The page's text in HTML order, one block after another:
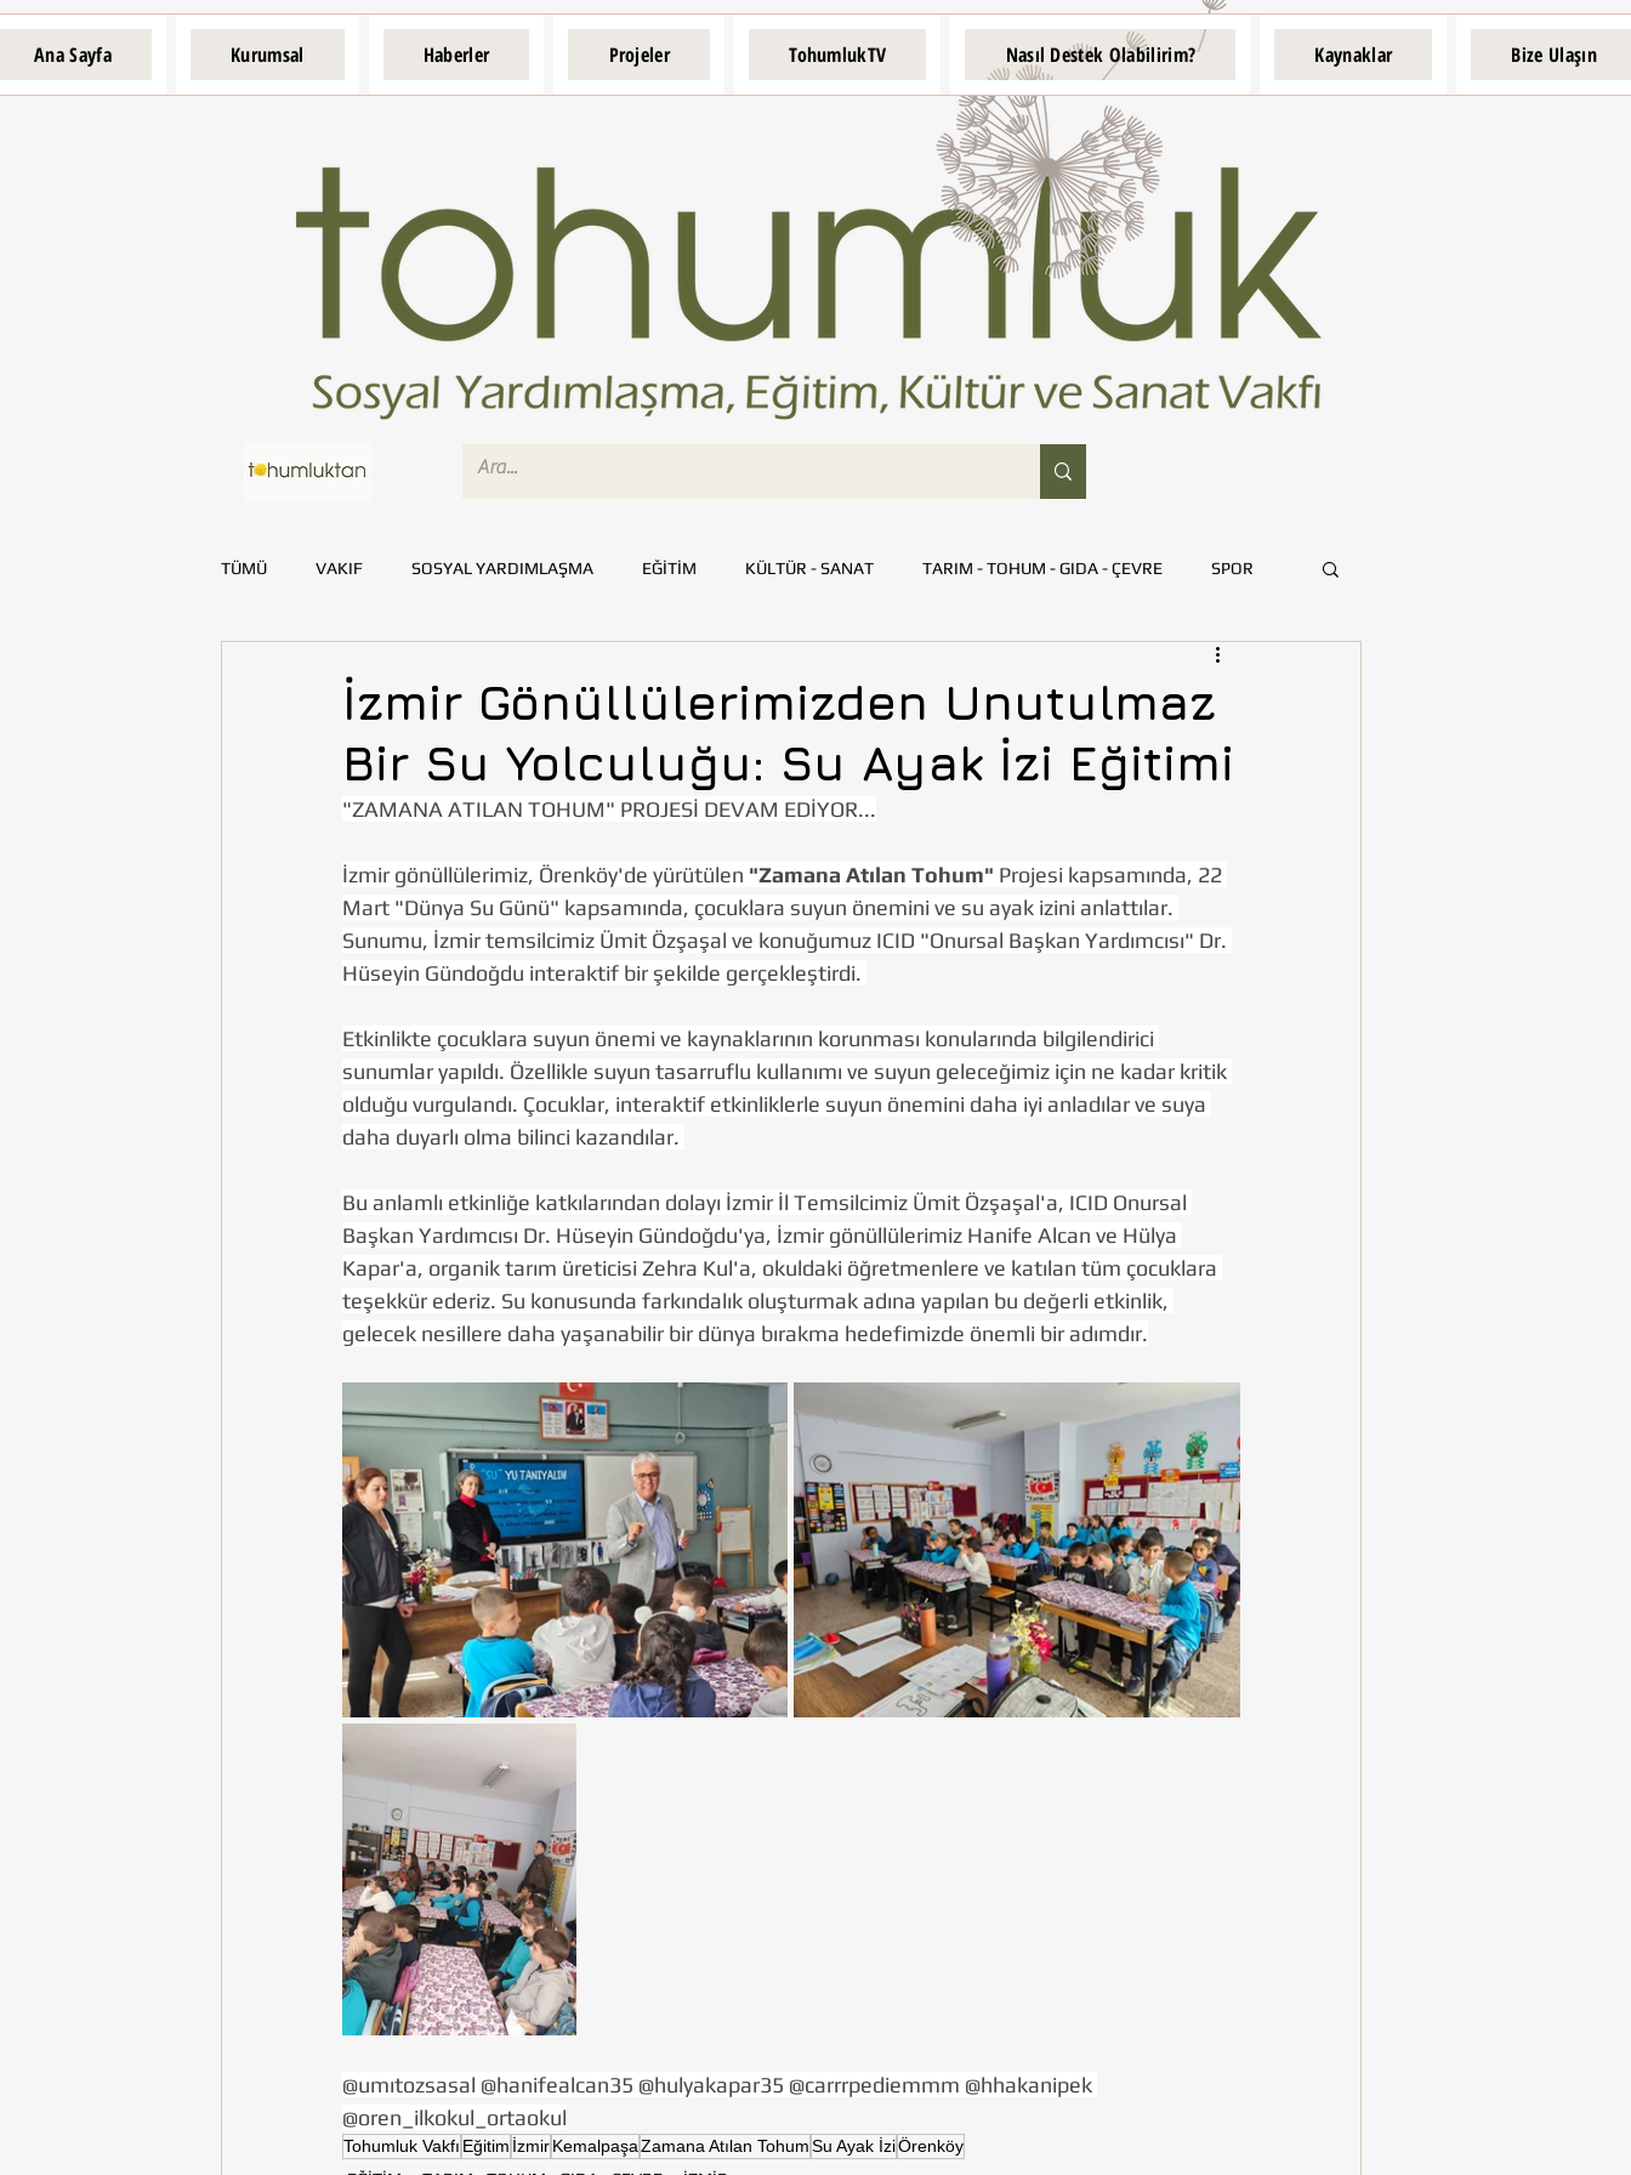
Ana Sayfa Kurumsal Haberler Projeler TohumlukTV Nasıl Destek Olabilirim? Kaynaklar Bize Ulaşın
TÜMÜ VAKIF SOSYAL YARDIMLAŞMA EĞİTİM KÜLTÜR - SANAT TARIM - TOHUM - GIDA - ÇEVRE SPOR
DİYARBAKIR ESKİŞEHİR HATAY İSTANBUL İZMİR KAYSERİ MERSİN
İzmir Gönüllülerimizden Unutulmaz
Bir Su Yolculuğu: Su Ayak İzi Eğitimi
"ZAMANA ATILAN TOHUM" PROJESİ DEVAM EDİYOR...
İzmir gönüllülerimiz, Örenköy'de yürütülen "Zamana Atılan Tohum" Projesi kapsamında, 22
Mart "Dünya Su Günü" kapsamında, çocuklara suyun önemini ve su ayak izini anlattılar.
Sunumu, İzmir temsilcimiz Ümit Özşaşal ve konuğumuz ICID "Onursal Başkan Yardımcısı" Dr.
Hüseyin Gündoğdu interaktif bir şekilde gerçekleştirdi.
Etkinlikte çocuklara suyun önemi ve kaynaklarının korunması konularında bilgilendirici
sunumlar yapıldı. Özellikle suyun tasarruflu kullanımı ve suyun geleceğimiz için ne kadar kritik
olduğu vurgulandı. Çocuklar, interaktif etkinliklerle suyun önemini daha iyi anladılar ve suya
daha duyarlı olma bilinci kazandılar.
Bu anlamlı etkinliğe katkılarından dolayı İzmir İl Temsilcimiz Ümit Özşaşal'a, ICID Onursal
Başkan Yardımcısı Dr. Hüseyin Gündoğdu'ya, İzmir gönüllülerimiz Hanife Alcan ve Hülya
Kapar'a, organik tarım üreticisi Zehra Kul'a, okuldaki öğretmenlere ve katılan tüm çocuklara
teşekkür ederiz. Su konusunda farkındalık oluşturmak adına yapılan bu değerli etkinlik,
gelecek nesillere daha yaşanabilir bir dünya bırakma hedefimizde önemli bir adımdır.
@umıtozsasal @hanifealcan35 @hulyakapar35 @carrrpediemmm @hhakanipek
@oren_ilkokul_ortaokul
Tohumluk Vakfı Eğitim İzmirKemalpaşaZamana Atılan TohumSu Ayak İziÖrenköy